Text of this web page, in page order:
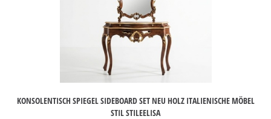
KONSOLENTISCH SPIEGEL SIDEBOARD SET NEU HOLZ ITALIENISCHE MÖBEL
STIL STILEELISA